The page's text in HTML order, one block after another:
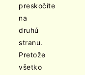
preskočíte
na
druhú
stranu.
Pretože
všetko